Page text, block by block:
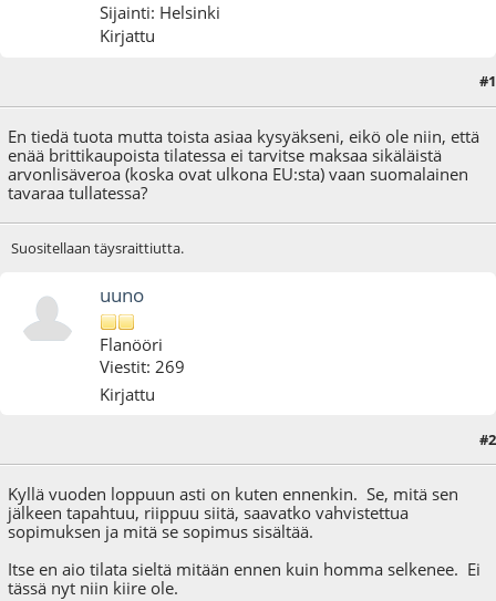
Sijainti: Helsinki
Kirjattu
#1
En tiedä tuota mutta toista asiaa kysyäkseni, eikö ole niin, että
enää brittikaupoista tilatessa ei tarvitse maksaa sikäläistä
arvonlisäveroa (koska ovat ulkona EU:sta) vaan suomalainen
tavaraa tullatessa?
Suositellaan täysraittiutta.
uuno
Flanööri
Viestit: 269
Kirjattu
#2
Kyllä vuoden loppuun asti on kuten ennenkin. Se, mitä sen
jälkeen tapahtuu, riippuu siitä, saavatko vahvistettua
sopimuksen ja mitä se sopimus sisältää.
Itse en aio tilata sieltä mitään ennen kuin homma selkenee. Ei
tässä nyt niin kiire ole.